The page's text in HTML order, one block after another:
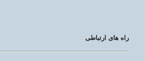
راه های ارتباطی